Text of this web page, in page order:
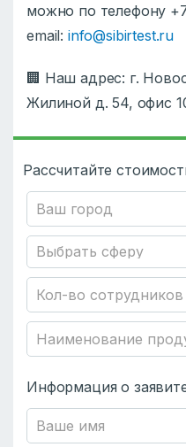
можно по телефону
email: info@sibirtest.ru
🏢 Наш адрес: г.
Жилиной д. 54, офис
Рассчитайте
Информация о